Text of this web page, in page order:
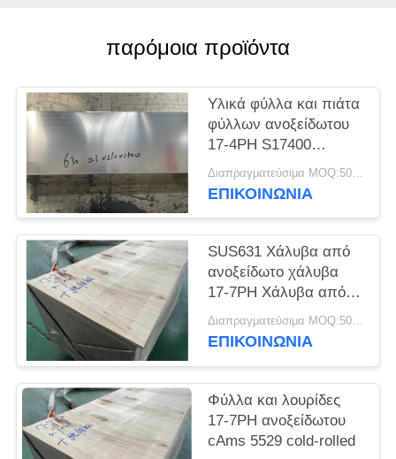
SITEMAP
PRIVACY
POLICY
παρόμοια προϊόντα
Υλικά φύλλα και πιάτα
φύλλων ανοξείδωτου
17-4PH S17400
SUS630
Διαπραγματεύσιμα MOQ:500 κλ
ΕΠΙΚΟΙΝΩΝΊΑ
SUS631 Χάλυβα από
ανοξείδωτο χάλυβα
17-7PH Χάλυβα από
ανοξείδωτο χάλυβα
Διαπραγματεύσιμα MOQ:500 κλ
ΕΠΙΚΟΙΝΩΝΊΑ
Φύλλα και λουρίδες
17-7PH ανοξείδωτου
cAms 5529 cold-rolled